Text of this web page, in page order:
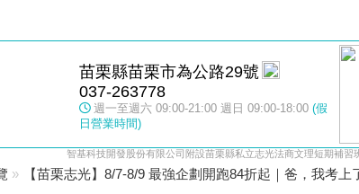
苗栗縣苗栗市為公路29號
037-263778
週一至週六 09:00-21:00 週日 09:00-18:00 (假
日營業時間)
智基科技開發股份有限公司附設苗栗縣私立志光法商文理短期補習
» 【苗栗志光】8/7-8/9 最強企劃開跑84折起｜爸，我考上